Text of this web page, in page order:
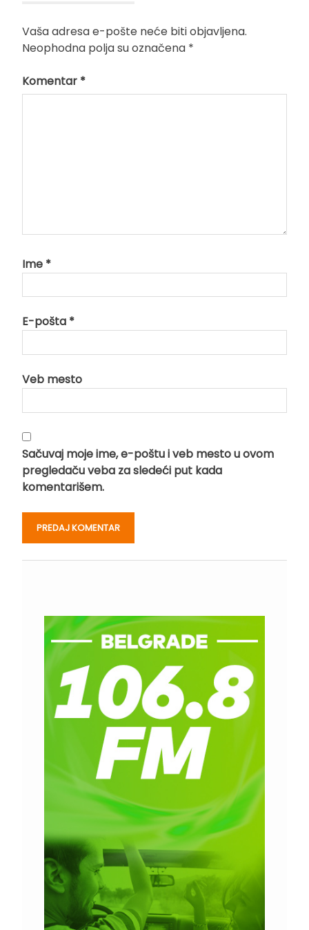
Vaša adresa e-pošte neće biti objavljena.
Neophodna polja su označena *
Komentar *
Ime *
E-pošta *
Veb mesto
Sačuvaj moje ime, e-poštu i veb mesto u ovom
pregledaču veba za sledeći put kada
komentarišem.